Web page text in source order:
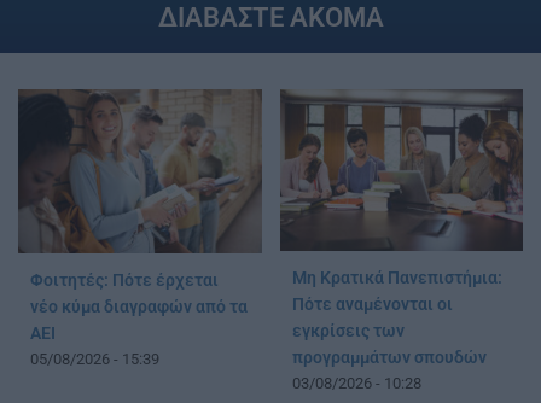
ΔΙΑΒΑΣΤΕ ΑΚΟΜΑ
Φοιτητές: Πότε έρχεται
νέο κύμα διαγραφών από τα
ΑΕΙ
05/08/2026 - 15:39
Μη Κρατικά Πανεπιστήμια:
Πότε αναμένονται οι
εγκρίσεις των
προγραμμάτων σπουδών
03/08/2026 - 10:28